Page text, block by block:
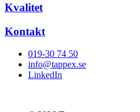
Kvalitet
Kontakt
019-30 74 50
info@tappex.se
LinkedIn